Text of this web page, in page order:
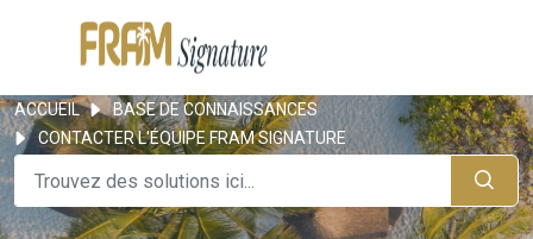
ACCUEIL
BASE DE CONNAISSANCES
CONTACTER L'ÉQUIPE FRAM SIGNATURE